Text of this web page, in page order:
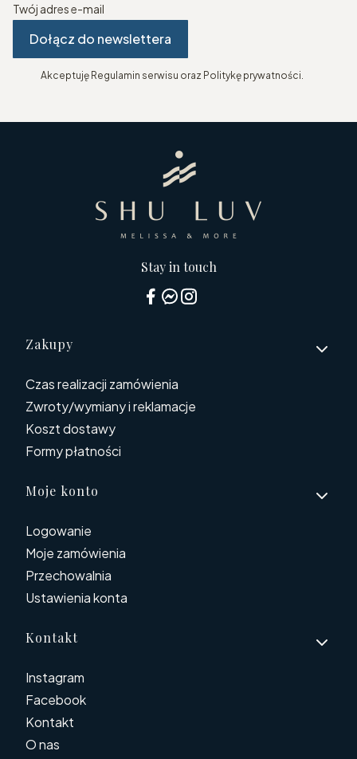
Twój adres e-mail
Dołącz do newslettera
Akceptuję Regulamin serwisu oraz Politykę prywatności.
Stay in touch
Linki w stopce
Zakupy
Czas realizacji zamówienia
Zwroty/wymiany i reklamacje
Koszt dostawy
Formy płatności
Moje konto
Logowanie
Moje zamówienia
Przechowalnia
Ustawienia konta
Kontakt
Instagram
Facebook
Kontakt
O nas